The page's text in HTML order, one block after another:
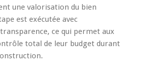
une valorisation du bien
est exécutée avec
ce qui permet aux
total de leur budget durant